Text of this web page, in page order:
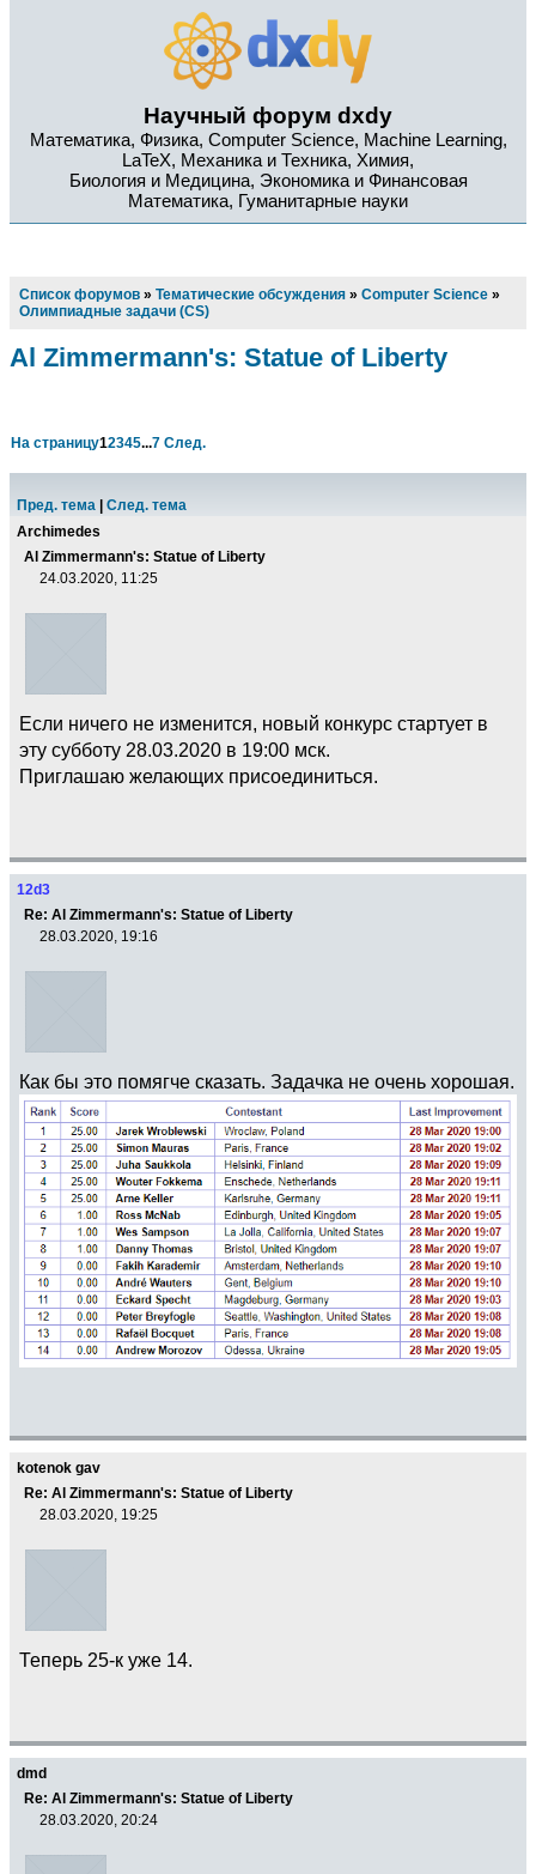
Научный форум dxdy
Математика, Физика, Computer Science, Machine Learning,
LaTeX, Механика и Техника, Химия,
Биология и Медицина, Экономика и Финансовая
Математика, Гуманитарные науки
Список форумов » Тематические обсуждения » Computer Science »
Олимпиадные задачи (CS)
Al Zimmermann's: Statue of Liberty
На страницу12345...7 След.
Пред. тема
След. тема
Archimedes
Al Zimmermann's: Statue of Liberty
24.03.2020, 11:25
Если ничего не изменится, новый конкурс стартует в
эту субботу 28.03.2020 в 19:00 мск.
Приглашаю желающих присоединиться.
12d3
Re: Al Zimmermann's: Statue of Liberty
28.03.2020, 19:16
Как бы это помягче сказать. Задачка не очень хорошая.
kotenok gav
Re: Al Zimmermann's: Statue of Liberty
28.03.2020, 19:25
Теперь 25-к уже 14.
dmd
Re: Al Zimmermann's: Statue of Liberty
28.03.2020, 20:24